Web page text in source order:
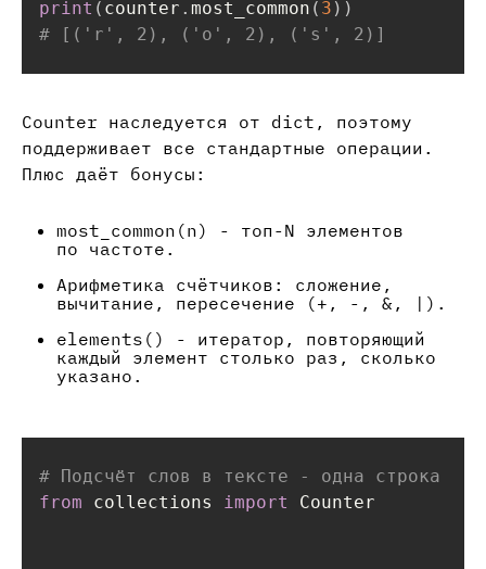
print ( counter . most_common ( 3 ) )
# [('r', 2), ('o', 2), ('s', 2)]
Counter наследуется от dict, поэтому
поддерживает все стандартные операции.
Плюс даёт бонусы:
most_common(n) - топ-N элементов
по частоте.
Арифметика счётчиков: сложение,
вычитание, пересечение (+, -, &, |).
elements() - итератор, повторяющий
каждый элемент столько раз, сколько
указано.
# Подсчёт слов в тексте - одна строка
from collections import Counter